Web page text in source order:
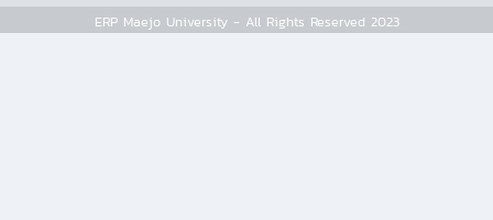
ERP Maejo University - All Rights Reserved 2023